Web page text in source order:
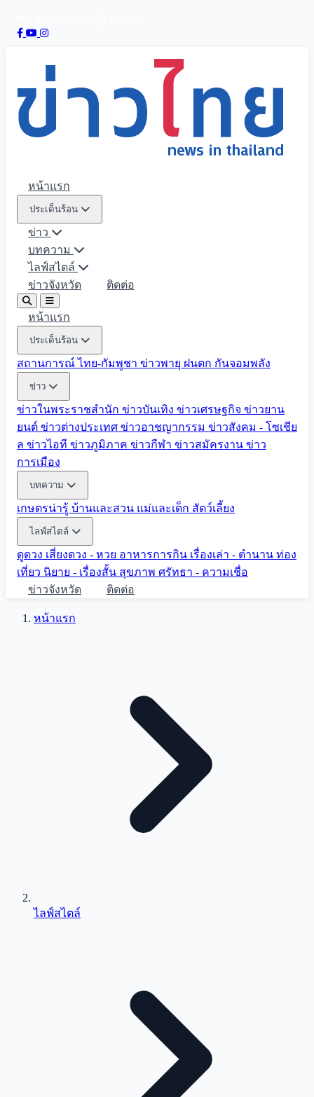
หน้าแรก
ประเด็นร้อน
ข่าว
บทความ
ไลฟ์สไตล์
ข่าวจังหวัด
ติดต่อ
หน้าแรก
ประเด็นร้อน
สถานการณ์ ไทย-กัมพูชา ข่าวพายุ ฝนตก กันจอมพลัง
ข่าว
ข่าวในพระราชสำนัก ข่าวบันเทิง ข่าวเศรษฐกิจ ข่าวยาน
ยนต์ ข่าวต่างประเทศ ข่าวอาชญากรรม ข่าวสังคม - โซเชีย
ล ข่าวไอที ข่าวภูมิภาค ข่าวกีฬา ข่าวสมัครงาน ข่าว
การเมือง
บทความ
เกษตรน่ารู้ บ้านและสวน แม่และเด็ก สัตว์เลี้ยง
ไลฟ์สไตล์
ดูดวง เสี่ยงดวง - หวย อาหารการกิน เรื่องเล่า - ตำนาน ท่อง
เที่ยว นิยาย - เรื่องสั้น สุขภาพ ศรัทธา - ความเชื่อ
ข่าวจังหวัด
ติดต่อ
หน้าแรก
ไลฟ์สไตล์